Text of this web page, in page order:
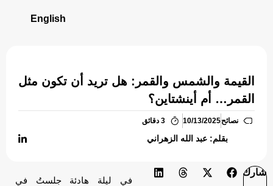
English
القيمة والشمس والقمر: هل تريد أن تكون مثل
القمر… أم أينشتاين؟
نصائح10/13/2025 3 دقائق
بقلم: عبد الله الزهراني
شارك
في ليلة هادئة جلستُ في